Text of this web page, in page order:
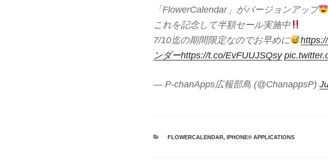
「FlowerCalendar」がバージョンアップ
これを記念して半額セール実施中
7/10迄の期間限定なのでお早めに
ンダーhttps://t.co/EvFUUJSQsy
— P-chanApps広報部鳥 (@ChanappsP)
CATEGORIES
FLOWERCALENDAR, IPHONE®︎ APPLICATIONS